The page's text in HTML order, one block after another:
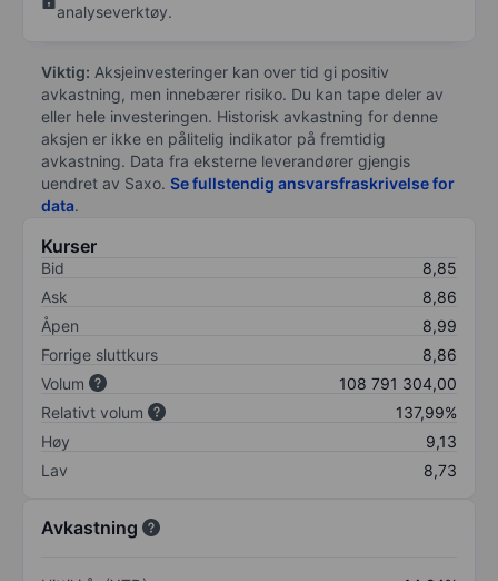
analyseverktøy.
Viktig: Aksjeinvesteringer kan over tid gi positiv
avkastning, men innebærer risiko. Du kan tape deler av
eller hele investeringen. Historisk avkastning for denne
aksjen er ikke en pålitelig indikator på fremtidig
avkastning. Data fra eksterne leverandører gjengis
uendret av Saxo. Se fullstendig ansvarsfraskrivelse for
data.
Kurser
Bid
8,85
Ask
8,86
Åpen
8,99
Forrige sluttkurs
8,86
Volum
108 791 304,00
Relativt volum
137,99%
Høy
9,13
Lav
8,73
Avkastning